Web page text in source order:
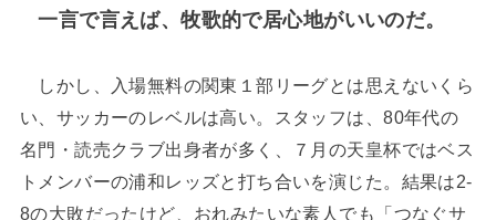
一言で言えば、牧歌的で居心地がいいのだ。
しかし、入場無料の関東１部リーグとは思えないくら
い、サッカーのレベルは高い。スタッフは、80年代の
名門・読売クラブ出身者が多く、７月の天皇杯ではベス
トメンバーの浦和レッズと打ち合いを演じた。結果は2-
8の大敗だったけど、おれみたいな素人でも「つなぐサ